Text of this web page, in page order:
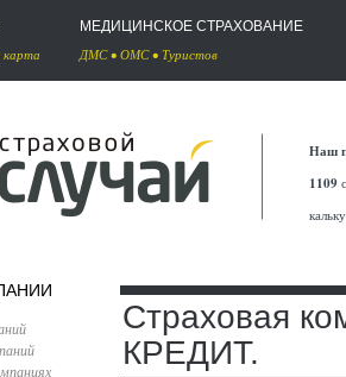
карта
МЕДИЦИНСКОЕ СТРАХОВАНИЕ
ДМС• ОМС• Туристов
Наш
1109
Страховая
КРЕДИТ.